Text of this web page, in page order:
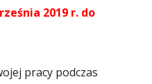
2019 r. do
pracy podczas